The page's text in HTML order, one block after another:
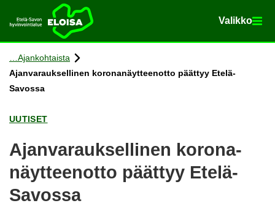
Etusi­vu Va­lik­ko
Va­lik­ko
Siir­ry si­säl­töön
Ajan­koh­tais­ta
Ajan­va­rauk­sel­li­nen ko­ro­na­näyt­teen­ot­to päät­tyy Etelä-​
Savossa
UU­TI­SET
Ajan­va­rauk­sel­li­nen ko­ro­na­
näyt­teen­ot­to päät­tyy Etelä-​
Savossa